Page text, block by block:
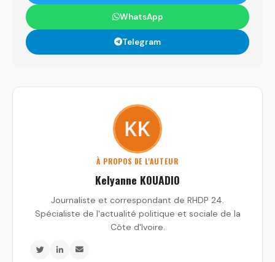
WhatsApp
Telegram
À PROPOS DE L'AUTEUR
Kelyanne KOUADIO
Journaliste et correspondant de RHDP 24.
Spécialiste de l'actualité politique et sociale de la
Côte d'Ivoire.